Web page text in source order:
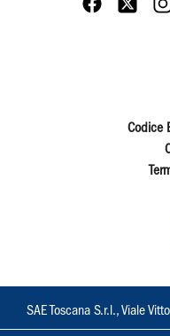
Codice
SAE Toscana S.r.l., Viale